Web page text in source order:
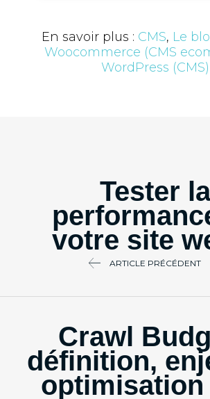
En savoir plus : CMS, Le
Woocommerce (CMS
WordPress (CMS)
Tester la
votre site
ARTICLE PRÉCÉDENT
Crawl
définition,
optimisation